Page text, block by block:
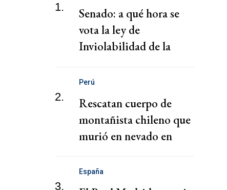
1.
Senado: a qué hora se
vota la ley de
Inviolabilidad de la
2.
Perú
Rescatan cuerpo de
montañista chileno que
murió en nevado en
la zona en lo que del año
3.
España